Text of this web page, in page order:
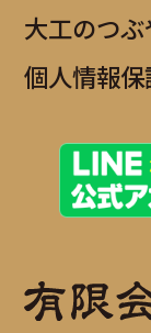
大工のつ
個人情報